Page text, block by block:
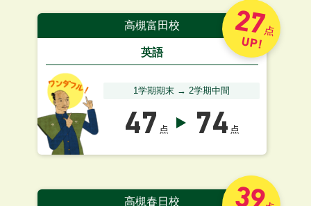
高槻富田校
英語
1学期期末 → 2学期中間
47 点 74 点
27点
UP!
高槻春日校